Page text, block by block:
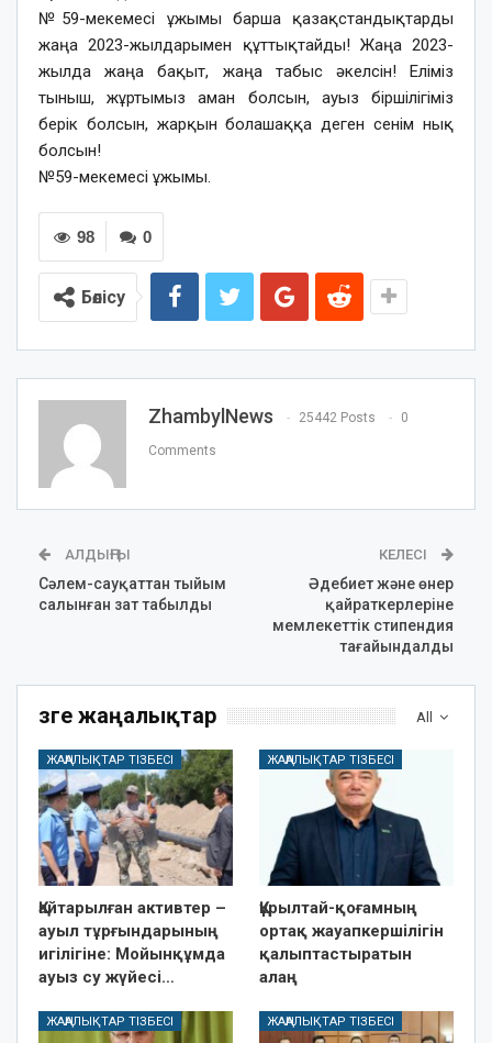
№59-мекемесі ұжымы барша қазақстандықтарды
жаңа 2023-жылдарымен құттықтайды! Жаңа 2023-
жылда жаңа бақыт, жаңа табыс әкелсін! Еліміз
тыныш, жұртымыз аман болсын, ауыз біршілігіміз
берік болсын, жарқын болашаққа деген сенім нық
болсын!
№59-мекемесі ұжымы.
0
98
Бөлісу
ZhambylNews 25442 Posts 0
Comments
АЛДЫҢҒЫ
Сәлем-сауқаттан тыйым
салынған зат табылды
КЕЛЕСІ
Әдебиет және өнер
қайраткерлеріне
мемлекеттік стипендия
тағайындалды
All
Өзге жаңалықтар
ЖАҢАЛЫҚТАР ТІЗБЕСІ
Қайтарылған активтер –
ауыл тұрғындарының
игілігіне: Мойынқұмда
ауыз су жүйесі…
ЖАҢАЛЫҚТАР ТІЗБЕСІ
Құрылтай-қоғамның
ортақ жауапкершілігін
қалыптастыратын
алаң
ЖАҢАЛЫҚТАР ТІЗБЕСІ ЖАҢАЛЫҚТАР ТІЗБЕСІ